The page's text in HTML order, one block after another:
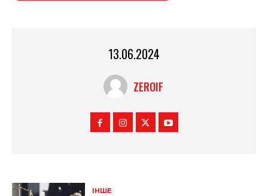
13.06.2024
ZEROIF
ІНШЕ